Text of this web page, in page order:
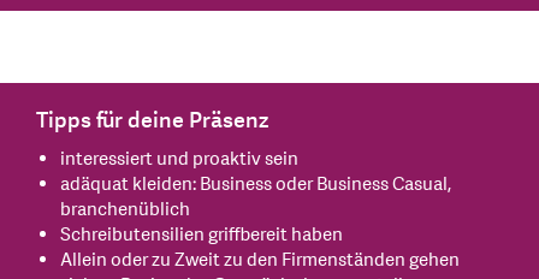
Tipps für deine Präsenz
interessiert und proaktiv sein
adäquat kleiden: Business oder Business Casual,
branchenüblich
Schreibutensilien griffbereit haben
Allein oder zu Zweit zu den Firmenständen gehen